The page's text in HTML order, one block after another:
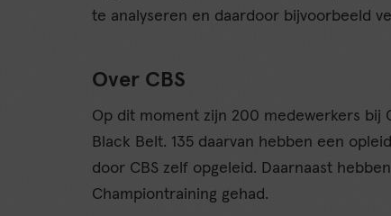
te analyseren en daardoor bijvoorbeeld
Over CBS
Op dit moment zijn 200 medewerkers bij
Black Belt. 135 daarvan hebben een
door CBS zelf opgeleid. Daarnaast
Championtraining gehad.